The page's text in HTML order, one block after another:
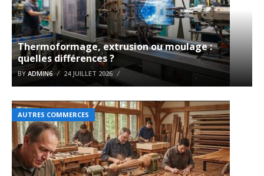
Thermoformage, extrusion ou moulage :
quelles différences ?
BY ADMIN6 24 JUILLET 2026
AUTRES COMMERCES